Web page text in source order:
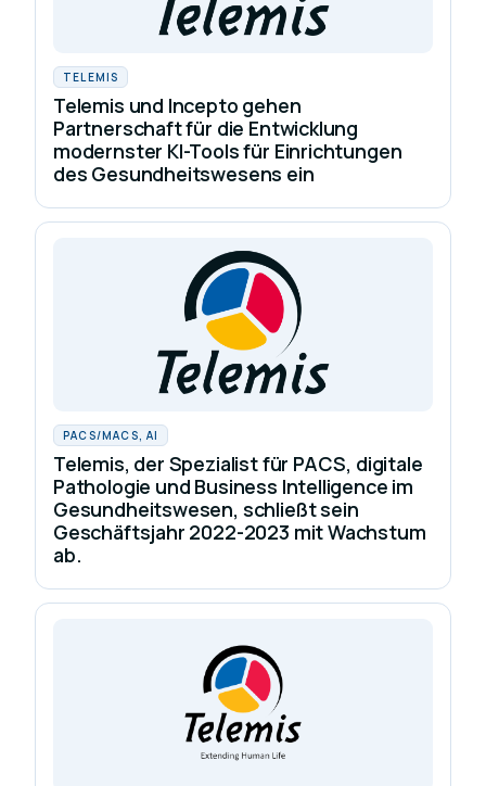
TELEMIS
Telemis und Incepto gehen
Partnerschaft für die Entwicklung
modernster KI-Tools für Einrichtungen
des Gesundheitswesens ein
PACS/MACS, AI
Telemis, der Spezialist für PACS, digitale
Pathologie und Business Intelligence im
Gesundheitswesen, schließt sein
Geschäftsjahr 2022-2023 mit Wachstum
ab.